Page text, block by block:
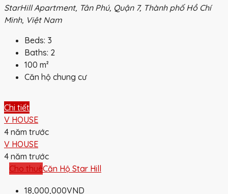
StarHill Apartment, Tân Phú, Quận 7, Thành phố Hồ Chí
Minh, Việt Nam
Beds: 3
Baths: 2
100 m²
Căn hộ chung cư
Chi tiết
V HOUSE
4 năm trước
V HOUSE
4 năm trước
Cho thuêCăn Hộ Star Hill
18,000,000VND